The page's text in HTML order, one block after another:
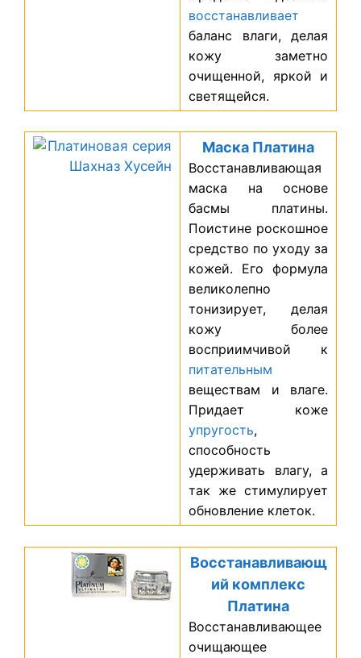
восстанавливает
баланс влаги, делая
кожу заметно
очищенной, яркой и
светящейся.
Маска Платина
Восстанавливающая
маска на основе
басмы платины.
Поистине роскошное
средство по уходу за
кожей. Его формула
великолепно
тонизирует, делая
кожу более
восприимчивой к
питательным
веществам и влаге.
Придает коже
упругость,
способность
удерживать влагу, а
так же стимулирует
обновление клеток.
Восстанавливающ
ий комплекс
Платина
Восстанавливающее
очищающее